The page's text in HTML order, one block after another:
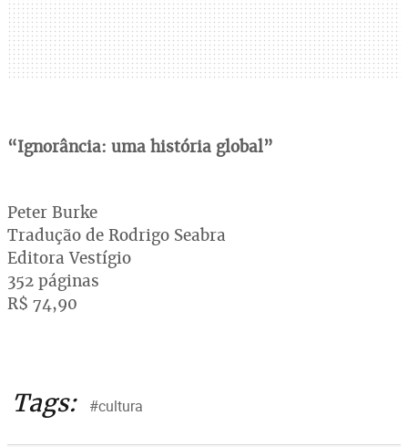
“Ignorância: uma história global”
Peter Burke
Tradução de Rodrigo Seabra
Editora Vestígio
352 páginas
R$ 74,90
Tags: #cultura